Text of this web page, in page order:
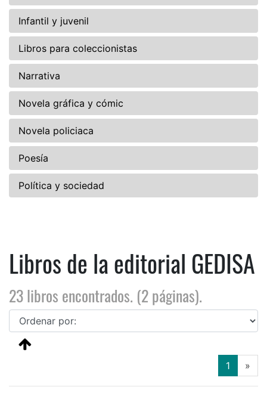
Infantil y juvenil
Libros para coleccionistas
Narrativa
Novela gráfica y cómic
Novela policiaca
Poesía
Política y sociedad
Libros de la editorial GEDISA
23 libros encontrados. (2 páginas).
1 »